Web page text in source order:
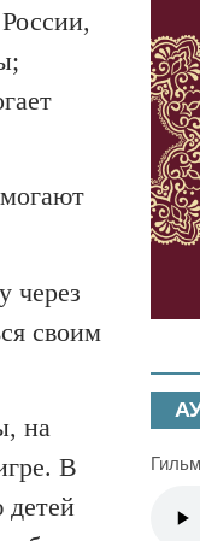
через
своим
на
В
детей